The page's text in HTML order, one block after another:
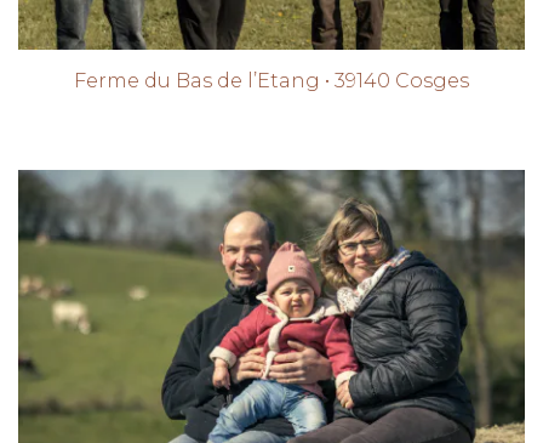
Ferme du Bas de l’Etang • 39140 Cosges